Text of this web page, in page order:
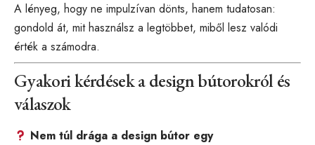
A lényeg, hogy ne impulzívan dönts, hanem tudatosan:
gondold át, mit használsz a legtöbbet, miből lesz valódi
érték a számodra.
Gyakori kérdések a design bútorokról és
válaszok
Nem túl drága a design bútor egy